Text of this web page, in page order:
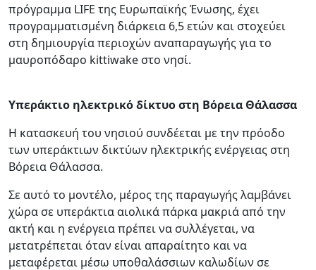
πρόγραμμα LIFE της Ευρωπαϊκής Ένωσης, έχει
προγραμματισμένη διάρκεια 6,5 ετών και στοχεύει
στη δημιουργία περιοχών αναπαραγωγής για το
μαυροπόδαρο kittiwake στο νησί.
Υπεράκτιο ηλεκτρικό δίκτυο στη Βόρεια Θάλασσα
Η κατασκευή του νησιού συνδέεται με την πρόοδο
των υπεράκτιων δικτύων ηλεκτρικής ενέργειας στη
Βόρεια Θάλασσα.
Σε αυτό το μοντέλο, μέρος της παραγωγής λαμβάνει
χώρα σε υπεράκτια αιολικά πάρκα μακριά από την
ακτή και η ενέργεια πρέπει να συλλέγεται, να
μετατρέπεται όταν είναι απαραίτητο και να
μεταφέρεται μέσω υποθαλάσσιων καλωδίων σε